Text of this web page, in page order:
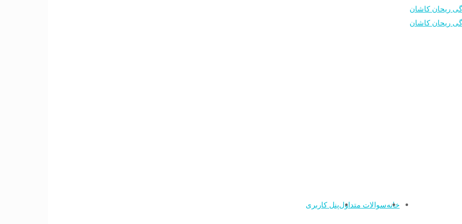
خانهسوالات متداولپنل کاربری